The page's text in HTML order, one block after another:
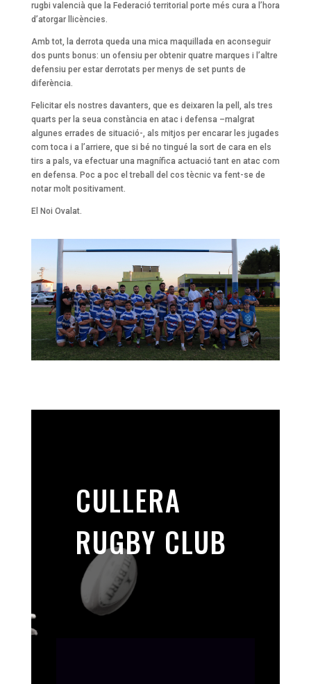
rugbi valencià que la Federació territorial porte més cura a l’hora
d’atorgar llicències.
Amb tot, la derrota queda una mica maquillada en aconseguir
dos punts bonus: un ofensiu per obtenir quatre marques i l’altre
defensiu per estar derrotats per menys de set punts de
diferència.
Felicitar els nostres davanters, que es deixaren la pell, als tres
quarts per la seua constància en atac i defensa –malgrat
algunes errades de situació-, als mitjos per encarar les jugades
com toca i a l’arriere, que si bé no tingué la sort de cara en els
tirs a pals, va efectuar una magnífica actuació tant en atac com
en defensa. Poc a poc el treball del cos tècnic va fent-se de
notar molt positivament.
El Noi Ovalat.
CULLERA
RUGBY CLUB